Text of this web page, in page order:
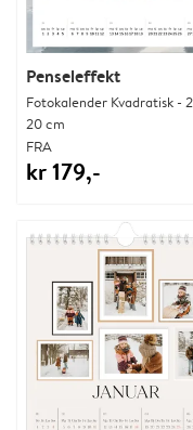
Penseleffekt
Fotokalender Kvadratisk -
20 cm
FRA
kr 179,-